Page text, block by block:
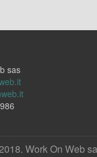
sas
Work On Web